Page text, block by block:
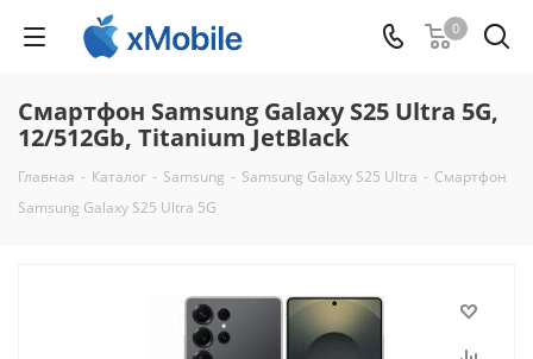
0
Смартфон Samsung Galaxy S25 Ultra 5G,
12/512Gb, Titanium JetBlack
Главная - Каталог - Samsung - Samsung Galaxy S25 Ultra - Смартфон
Samsung Galaxy S25 Ultra 5G